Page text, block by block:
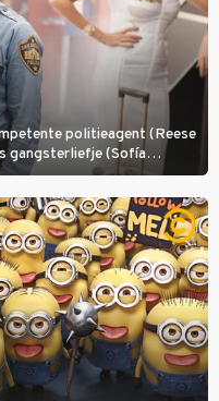
politieagent (Reese
gangsterliefje (Sofía
en moordlustige